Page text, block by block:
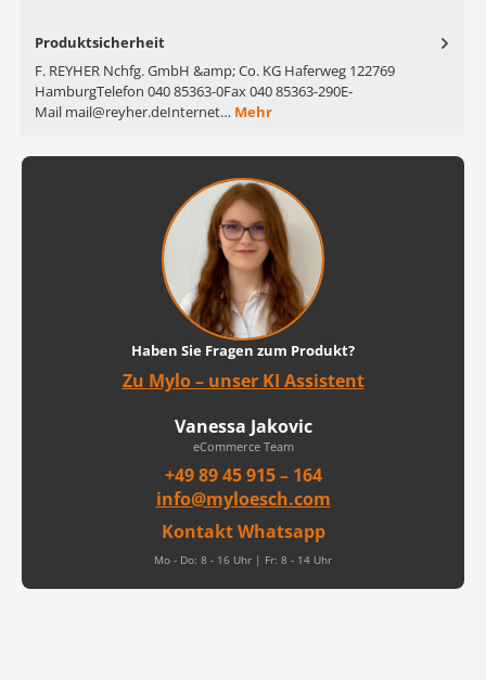
Produktsicherheit
F. REYHER Nchfg. GmbH &amp; Co. KG Haferweg 122769
HamburgTelefon 040 85363-0Fax 040 85363-290E-
Mail mail@reyher.deInternet… Mehr
Haben Sie Fragen zum Produkt?
Zu Mylo – unser KI Assistent
Vanessa Jakovic
eCommerce Team
+49 89 45 915 – 164
info@myloesch.com
Kontakt Whatsapp
Mo - Do: 8 - 16 Uhr | Fr: 8 - 14 Uhr